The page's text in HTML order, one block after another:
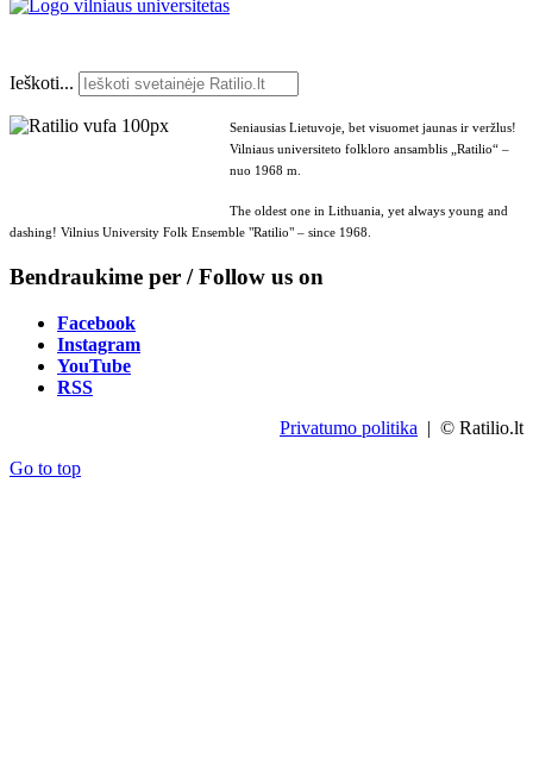
Ieškoti...
Seniausias Lietuvoje, bet visuomet jaunas ir veržlus!
Vilniaus universiteto folkloro ansamblis „Ratilio“ –
nuo 1968 m.
The oldest one in Lithuania, yet always young and
dashing! Vilnius University Folk Ensemble "Ratilio" – since 1968.
Bendraukime per / Follow us on
Facebook
Instagram
YouTube
RSS
Privatumo politika | © Ratilio.lt
Go to top